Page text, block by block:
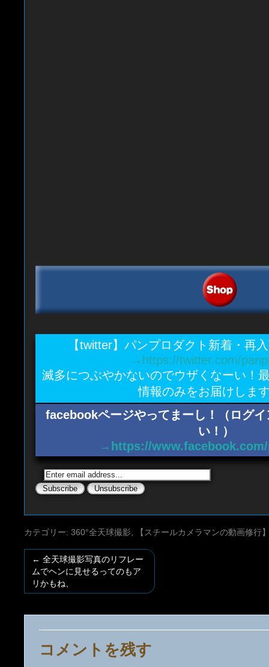
【twitter】パンプロダクト新着・再
→https://twitter.com/
滅多につぶやかないのでウザくなーい！
情報のみをお届けしま
facebookページやってまーし！（ログ
い！）
→https://
カテゴリー: 360°全天球撮影 【スチールカメラマンの動画修行
← 全天球撮影写真のリフレー
ムでヘンに見せるってのもア
リかもね、
コメントを残す